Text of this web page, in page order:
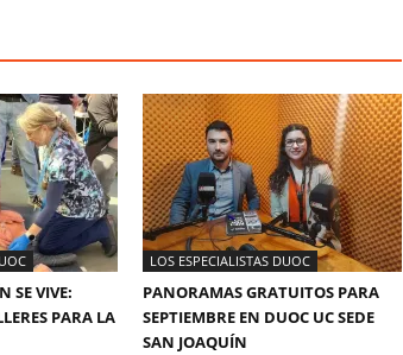
SE VIVE:
PARA LA
LOS ESPECIALISTAS DUOC
PANORAMAS GRATUITOS PARA
SEPTIEMBRE EN DUOC UC SEDE
SAN JOAQUÍN